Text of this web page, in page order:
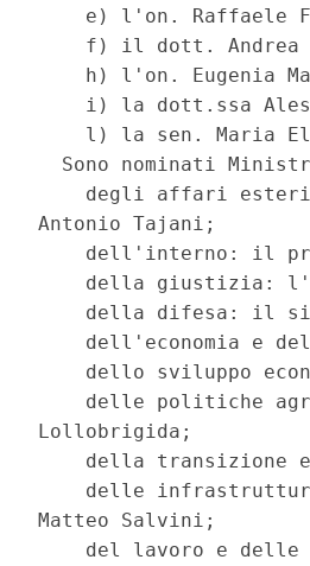
e) l'on. Raffaele
f) il dott. Andrea
h) l'on. Eugenia
i) la dott.ssa
l) la sen. Maria
Sono nominati
degli affari
Antonio Tajani;
dell'interno: il
della giustizia:
della difesa: il
dell'economia e
dello sviluppo
delle politiche
Lollobrigida;
della transizione
delle
Matteo Salvini;
del lavoro e delle